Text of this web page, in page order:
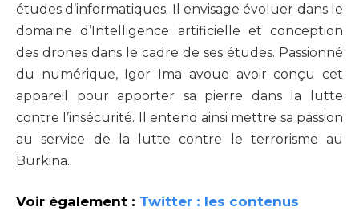
études d’informatiques. Il envisage évoluer dans le
domaine d’Intelligence artificielle et conception
des drones dans le cadre de ses études. Passionné
du numérique, Igor Ima avoue avoir conçu cet
appareil pour apporter sa pierre dans la lutte
contre l’insécurité. Il entend ainsi mettre sa passion
au service de la lutte contre le terrorisme au
Burkina.
Voir également : Twitter : les contenus